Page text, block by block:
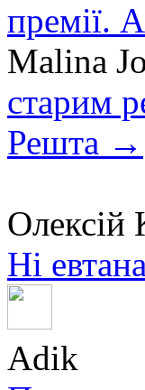
премії.
Malina
старим
Решта →
Олексій
Ні
Adik